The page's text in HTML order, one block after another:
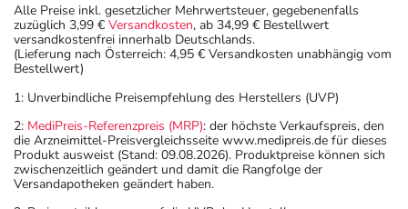
Alle Preise inkl. gesetzlicher Mehrwertsteuer, gegebenenfalls
zuzüglich 3,99 € Versandkosten, ab 34,99 € Bestellwert
versandkostenfrei innerhalb Deutschlands.
(Lieferung nach Österreich: 4,95 € Versandkosten unabhängig vom
Bestellwert)
1: Unverbindliche Preisempfehlung des Herstellers (UVP)
2: MediPreis-Referenzpreis (MRP): der höchste Verkaufspreis, den
die Arzneimittel-Preisvergleichsseite www.medipreis.de für dieses
Produkt ausweist (Stand: 09.08.2026). Produktpreise können sich
zwischenzeitlich geändert und damit die Rangfolge der
Versandapotheken geändert haben.